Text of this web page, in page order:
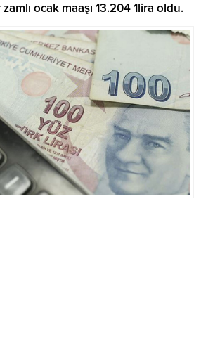
ocak maaşı 13.204 1lira oldu.